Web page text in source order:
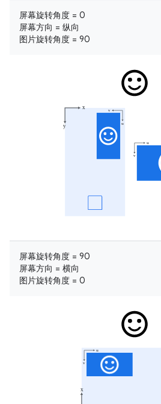
屏幕旋转角度 = 0
屏幕方向 = 纵向
图片旋转角度 = 90
屏幕旋转角度 = 90
屏幕方向 = 横向
图片旋转角度 = 0